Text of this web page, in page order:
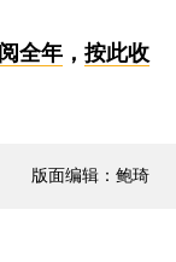
全年， 按此收
版面编辑：鲍琦